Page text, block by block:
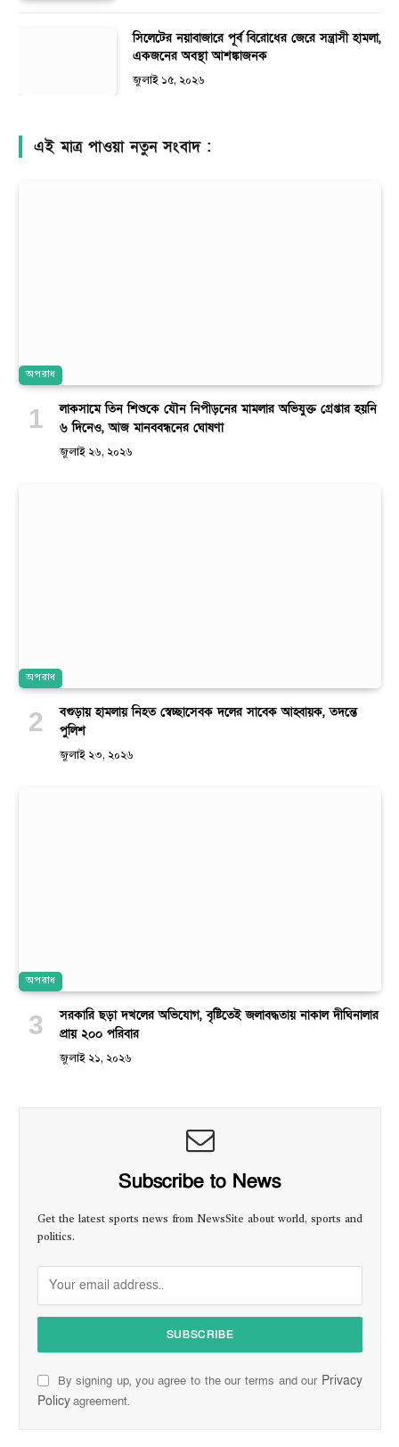
সিলেটের নয়াবাজারে পূর্ব বিরোধের জেরে সন্ত্রাসী হামলা,
একজনের অবস্থা আশঙ্কাজনক
জুলাই ১৫, ২০২৬
এই মাত্র পাওয়া নতুন সংবাদ :
অপরাধ
লাকসামে তিন শিশুকে যৌন নিপীড়নের মামলার অভিযুক্ত গ্রেপ্তার হয়নি
৬ দিনেও, আজ মানববন্ধনের ঘোষণা
জুলাই ২৬, ২০২৬
অপরাধ
বগুড়ায় হামলায় নিহত স্বেচ্ছাসেবক দলের সাবেক আহ্বায়ক, তদন্তে
পুলিশ
জুলাই ২৩, ২০২৬
অপরাধ
সরকারি ছড়া দখলের অভিযোগ, বৃষ্টিতেই জলাবদ্ধতায় নাকাল দীঘিনালার
প্রায় ২০০ পরিবার
জুলাই ২১, ২০২৬
Subscribe to News
Get the latest sports news from NewsSite about world, sports and
politics.
By signing up, you agree to the our terms and our Privacy
Policyagreement.